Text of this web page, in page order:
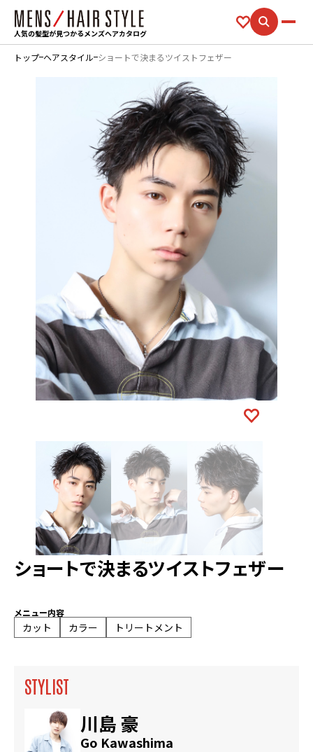
人気の髪型が見つかるメンズヘアカタログ
トップ ヘアスタイル ショートで決まるツイストフェザー
ショートで決まるツイストフェザー
メニュー内容
カット カラー トリートメント
STYLIST
川島 豪
Go Kawashima